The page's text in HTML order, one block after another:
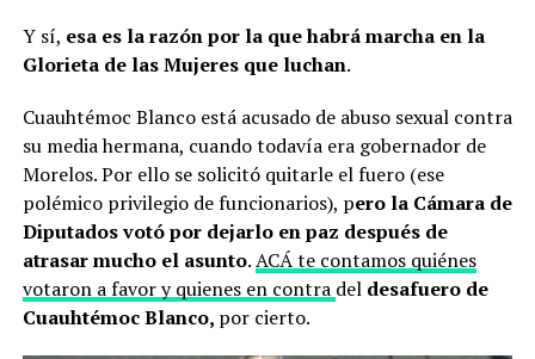
Y sí, esa es la razón por la que habrá marcha en la
Glorieta de las Mujeres que luchan.
Cuauhtémoc Blanco está acusado de abuso sexual contra
su media hermana, cuando todavía era gobernador de
Morelos. Por ello se solicitó quitarle el fuero (ese
polémico privilegio de funcionarios), pero la Cámara de
Diputados votó por dejarlo en paz después de
atrasar mucho el asunto.ACÁ te contamos quiénes
votaron a favor y quienes en contra del desafuero de
Cuauhtémoc Blanco, por cierto.